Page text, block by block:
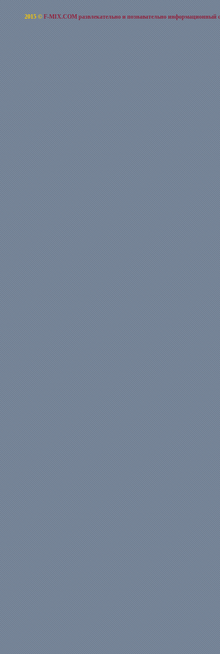
2015 ©F-MIX.COM развлекательно и познавательно информационный